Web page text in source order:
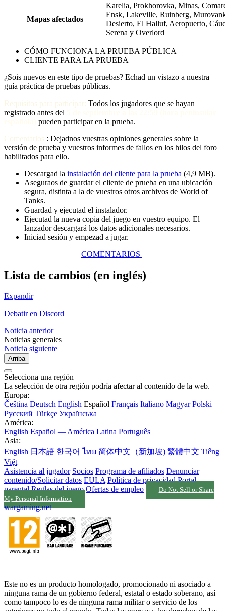
Mapas afectados
Karelia, Prokhorovka, Minas,
Ensk, Lakeville, Ruinberg,
Desierto, El Halluf, Aeropuerto,
Serena y Overlord
CÓMO FUNCIONA LA PRUEBA PÚBLICA
CLIENTE PARA LA PRUEBA
¿Sois nuevos en este tipo de pruebas? Echad un vistazo a nuestra
guía práctica de pruebas públicas.
Requisitos para participar: Todos los jugadores que se hayan
registrado antes del
pueden participar en la prueba.
Comentarios : Dejadnos vuestras opiniones generales sobre la
versión de prueba y vuestros informes de fallos en los hilos del foro
habilitados para ello.
Descargad la instalación del cliente para la prueba (4,9 MB).
Aseguraos de guardar el cliente de prueba en una ubicación
segura, distinta a la de vuestros otros archivos de World of
Tanks.
Guardad y ejecutad el instalador.
Ejecutad la nueva copia del juego en vuestro equipo. El
lanzador descargará los datos adicionales necesarios.
Iniciad sesión y empezad a jugar.
COMENTARIOS
Lista de cambios (en inglés)
Expandir
Debatir en Discord
Noticia anterior
Noticias generales
Noticia siguiente
Arriba
Selecciona una región
La selección de otra región podría afectar al contenido de la web.
Europa:
Čeština Deutsch English Español Français Italiano Magyar Polski
Русский Türkçe Українська
América:
English Español — América Latina Português
Asia:
English 日本語 한국어 ไทย 简体中文（新加坡) 繁體中文 Tiếng
Việt
Asistencia al jugador Socios Programa de afiliados Denunciar
contenido/Solicitar datos EULA Política de privacidad Portal
parental Reglas del juego Ofertas de empleo
Do Not Sell or Share
My Personal Information
wargaming.net
Este no es un producto homologado, promocionado ni asociado a
ninguna rama de un gobierno federal, estatal o estado soberano, así
como tampoco lo es de ninguna rama militar o servicio de los